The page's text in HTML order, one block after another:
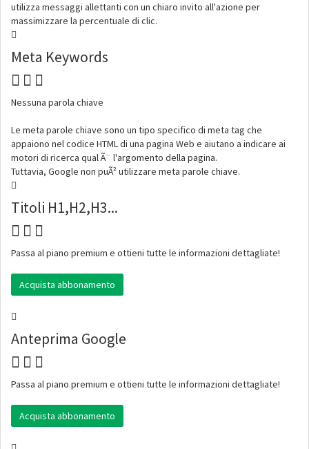
utilizza messaggi allettanti con un chiaro invito all'azione per
massimizzare la percentuale di clic.
Meta Keywords
Nessuna parola chiave
Le meta parole chiave sono un tipo specifico di meta tag che
appaiono nel codice HTML di una pagina Web e aiutano a indicare ai
motori di ricerca qual Ã¨ l'argomento della pagina.
Tuttavia, Google non puÃ² utilizzare meta parole chiave.
Titoli H1,H2,H3...
Passa al piano premium e ottieni tutte le informazioni dettagliate!
Acquista abbonamento
Anteprima Google
Passa al piano premium e ottieni tutte le informazioni dettagliate!
Acquista abbonamento